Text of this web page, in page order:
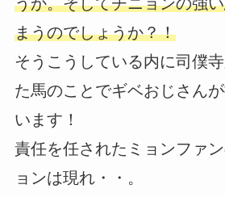
まうのでしょうか？！
そうこうしている内に司僕
た馬のことでギベおじさん
います！
責任を任されたミョンファ
ョンは現れ・・。